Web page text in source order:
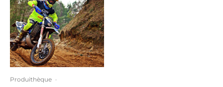
Produithèque ·